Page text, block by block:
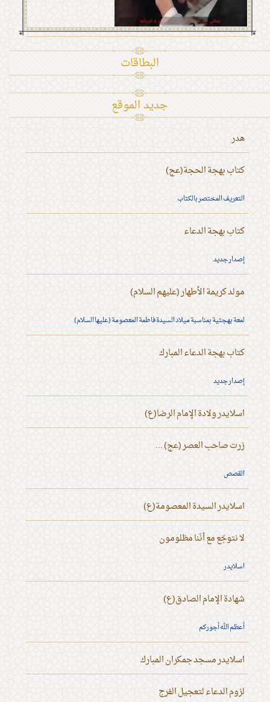
البطاقات
جديد الموقع
هدر
كتاب بهجة الحجة(عج)
التعريف المختصر بالكتاب
كتاب بهجة الدعاء
إصدار جديد
مولد كريمة الأطهار (عليهم السلام)
لمعة بهجتية بمناسبة ميلاد السيدة فاطمة المعصومة (عليها السلام)
كتاب بهجة الدعاء المبارك
إصدار جديد
اسلايدر ولادة الإمام الرضا(ع)
زرت صاحب العصر (عج) ...
القصص
اسلايدر السيدة المعصومة(ع)
لا نتوجّع مع أنّنا مظلومون
اسلايدر
شهادة الإمام الصادق(ع)
أعظم الله أجوركم
اسلايدر مسجد جمكران المبارك
لزوم الدعاء لتعجيل الفرج